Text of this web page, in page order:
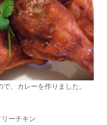
、カレーを作りました。
リーチキン